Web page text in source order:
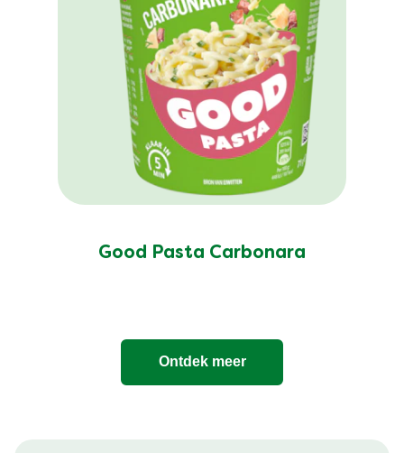
Good Pasta Carbonara
Ontdek meer